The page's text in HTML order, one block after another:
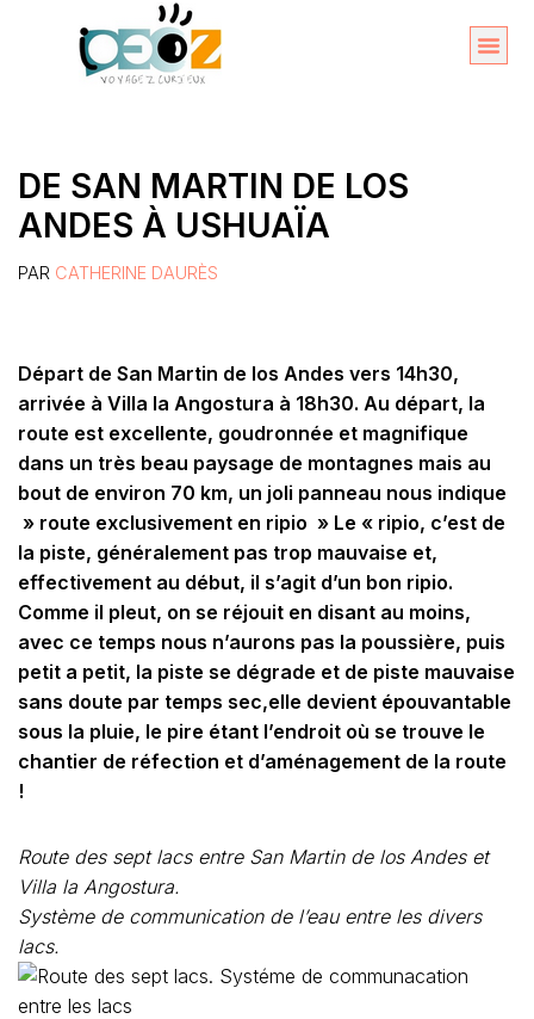
DE SAN MARTIN DE LOS
ANDES À USHUAÏA
PAR CATHERINE DAURÈS
Départ de San Martin de los Andes vers 14h30,
arrivée à Villa la Angostura à 18h30. Au départ, la
route est excellente, goudronnée et magnifique
dans un très beau paysage de montagnes mais au
bout de environ 70 km, un joli panneau nous indique
» route exclusivement en ripio » Le « ripio, c’est de
la piste, généralement pas trop mauvaise et,
effectivement au début, il s’agit d’un bon ripio.
Comme il pleut, on se réjouit en disant au moins,
avec ce temps nous n’aurons pas la poussière, puis
petit a petit, la piste se dégrade et de piste mauvaise
sans doute par temps sec,elle devient épouvantable
sous la pluie, le pire étant l’endroit où se trouve le
chantier de réfection et d’aménagement de la route
!
Route des sept lacs entre San Martin de los Andes et
Villa la Angostura.
Système de communication de l’eau entre les divers
lacs.